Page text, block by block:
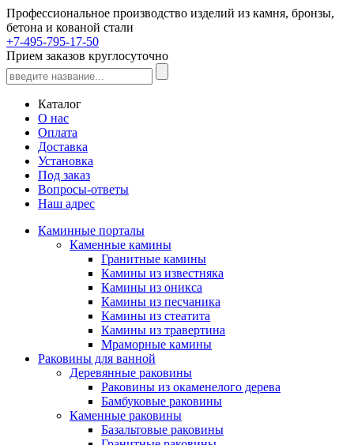
Профессиональное производство изделий из камня, бронзы,
бетона и кованой стали
+7-495-795-17-50
Прием заказов круглосуточно
Каталог
О нас
Оплата
Доставка
Установка
Под заказ
Вопросы-ответы
Наш адрес
Каминные порталы
Каменные камины
Гранитные камины
Камины из известняка
Камины из оникса
Камины из песчаника
Камины из стеатита
Камины из травертина
Мраморные камины
Раковины для ванной
Деревянные раковины
Раковины из окаменелого дерева
Бамбуковые раковины
Каменные раковины
Базальтовые раковины